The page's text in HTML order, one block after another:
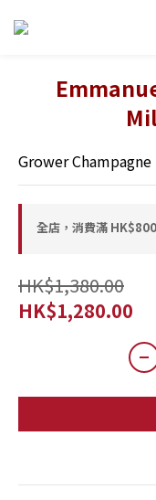
Grower Champagne
全店，消費滿
HK$1,380.00
HK$1,280.00